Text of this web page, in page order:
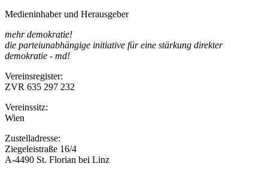
Medieninhaber und Herausgeber
mehr demokratie!
die parteiunabhängige initiative für eine stärkung direkter
demokratie - md!
Vereinsregister:
ZVR 635 297 232
Vereinssitz:
Wien
Zustelladresse:
Ziegeleistraße 16/4
A-4490 St. Florian bei Linz